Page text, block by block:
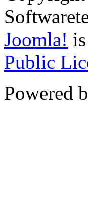
Joomla!
Public
Powered